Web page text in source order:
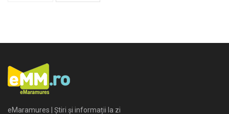
eMaramures | Știri și informații la zi